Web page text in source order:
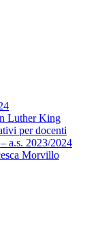
Luther King
per docenti
a.s. 2023/2024
Morvillo